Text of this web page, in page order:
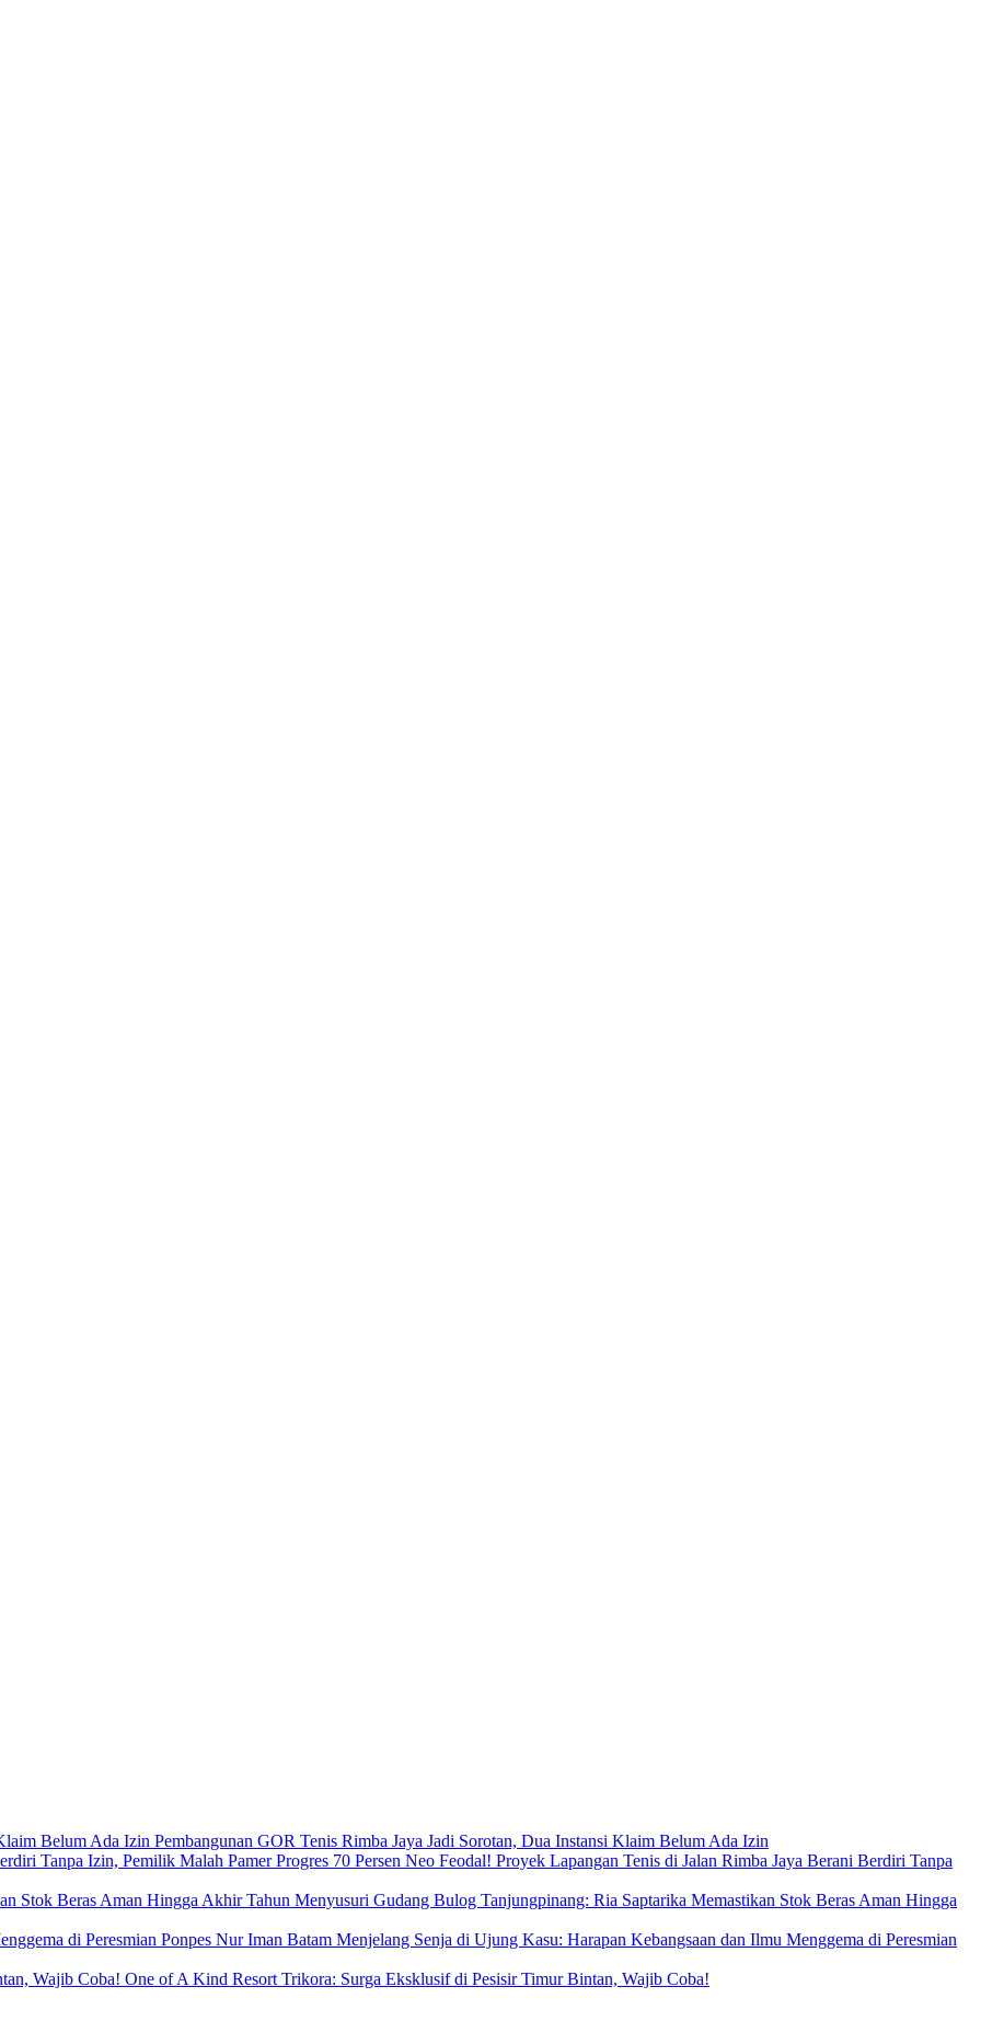
Pembangunan GOR Tenis Rimba Jaya Jadi Sorotan, Dua Instansi Klaim Belum Ada Izin
Neo Feodal! Proyek Lapangan Tenis di Jalan Rimba Jaya Berani Berdiri Tanpa
Menyusuri Gudang Bulog Tanjungpinang: Ria Saptarika Memastikan Stok Beras Aman Hingga
Menjelang Senja di Ujung Kasu: Harapan Kebangsaan dan Ilmu Menggema di Peresmian
One of A Kind Resort Trikora: Surga Eksklusif di Pesisir Timur Bintan, Wajib Coba!